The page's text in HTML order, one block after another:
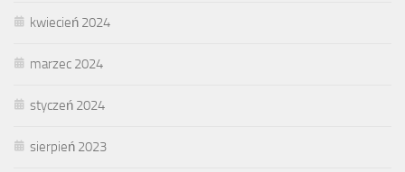
kwiecień 2024
marzec 2024
styczeń 2024
sierpień 2023